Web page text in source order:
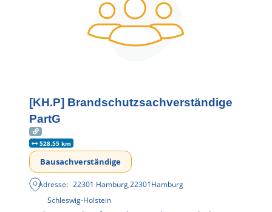
[KH.P] Brandschutzsachverständige
PartG
528.55 km
Bausachverständige
Adresse: 22301 Hamburg,22301Hamburg
Schleswig-Holstein